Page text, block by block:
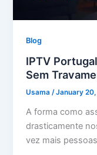
Blog
IPTV
Sem
Usama/January
A forma como
drasticamente
vez mais